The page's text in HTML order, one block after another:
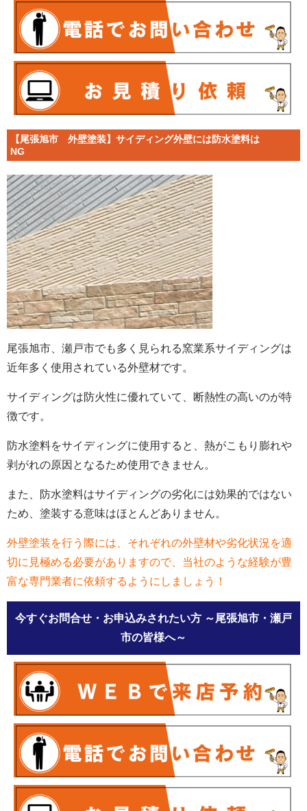
【尾張旭市 外壁塗装】サイディング外壁には防水塗料は
NG
尾張旭市、瀬戸市でも多く見られる窯業系サイディングは
近年多く使用されている外壁材です。
サイディングは防火性に優れていて、断熱性の高いのが特
徴です。
防水塗料をサイディングに使用すると、熱がこもり膨れや
剥がれの原因となるため使用できません。
また、防水塗料はサイディングの劣化には効果的ではない
ため、塗装する意味はほとんどありません。
外壁塗装を行う際には、それぞれの外壁材や劣化状況を適
切に見極める必要がありますので、当社のような経験が豊
富な専門業者に依頼するようにしましょう！
今すぐお問合せ・お申込みされたい方 ～尾張旭市・瀬戸
市の皆様へ～